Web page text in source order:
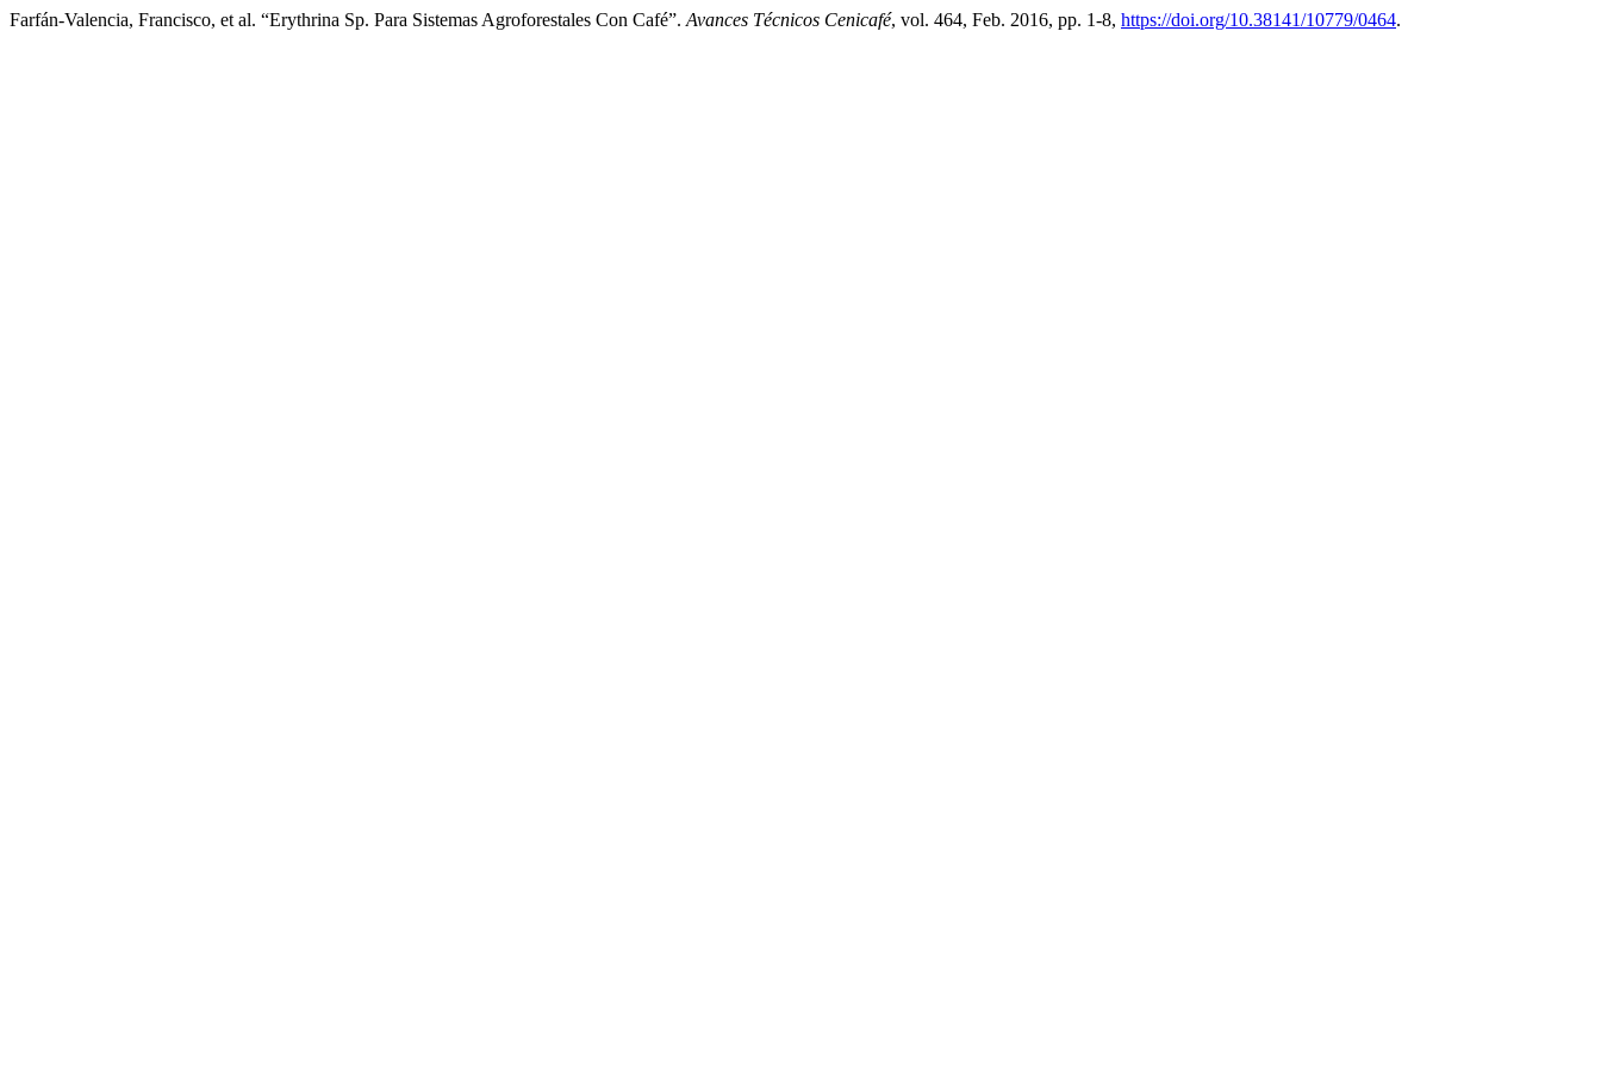
Farfán-Valencia, Francisco, et al. “Erythrina Sp. Para Sistemas Agroforestales Con Café”. Avances Técnicos Cenicafé, vol. 464, Feb. 2016, pp. 1-8, https://doi.org/10.38141/10779/0464.